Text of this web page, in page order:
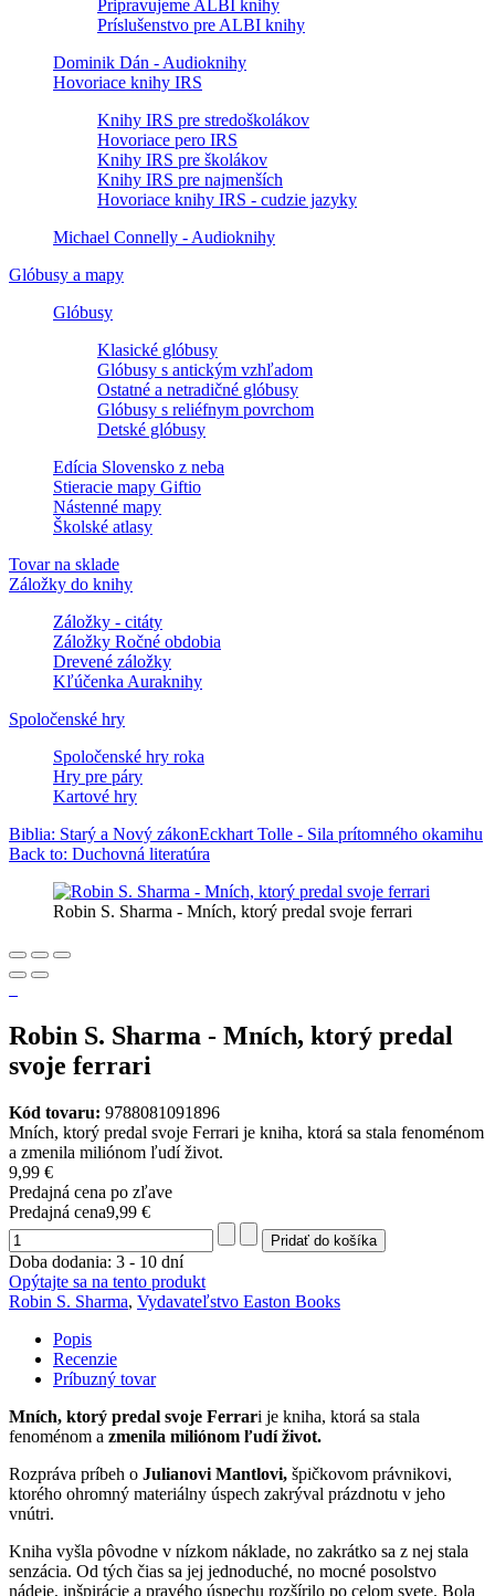
Pripravujeme ALBI knihy
Príslušenstvo pre ALBI knihy
Dominik Dán - Audioknihy
Hovoriace knihy IRS
Knihy IRS pre stredoškolákov
Hovoriace pero IRS
Knihy IRS pre školákov
Knihy IRS pre najmenších
Hovoriace knihy IRS - cudzie jazyky
Michael Connelly - Audioknihy
Glóbusy a mapy
Glóbusy
Klasické glóbusy
Glóbusy s antickým vzhľadom
Ostatné a netradičné glóbusy
Glóbusy s reliéfnym povrchom
Detské glóbusy
Edícia Slovensko z neba
Stieracie mapy Giftio
Nástenné mapy
Školské atlasy
Tovar na sklade
Záložky do knihy
Záložky - citáty
Záložky Ročné obdobia
Drevené záložky
Kľúčenka Auraknihy
Spoločenské hry
Spoločenské hry roka
Hry pre páry
Kartové hry
Biblia: Starý a Nový zákonEckhart Tolle - Sila prítomného okamihu
Back to: Duchovná literatúra
Robin S. Sharma - Mních, ktorý predal svoje ferrari
Robin S. Sharma - Mních, ktorý predal
svoje ferrari
Kód tovaru: 9788081091896
Mních, ktorý predal svoje Ferrari je kniha, ktorá sa stala fenoménom
a zmenila miliónom ľudí život.
9,99 €
Predajná cena po zľave
Predajná cena9,99 €
Doba dodania: 3 - 10 dní
Opýtajte sa na tento produkt
Robin S. Sharma, Vydavateľstvo Easton Books
Popis
Recenzie
Príbuzný tovar
Mních, ktorý predal svoje Ferrari je kniha, ktorá sa stala
fenoménom a zmenila miliónom ľudí život.
Rozpráva príbeh o Julianovi Mantlovi, špičkovom právnikovi,
ktorého ohromný materiálny úspech zakrýval prázdnotu v jeho
vnútri.
Kniha vyšla pôvodne v nízkom náklade, no zakrátko sa z nej stala
senzácia. Od tých čias sa jej jednoduché, no mocné posolstvo
nádeje, inšpirácie a pravého úspechu rozšírilo po celom svete. Bola